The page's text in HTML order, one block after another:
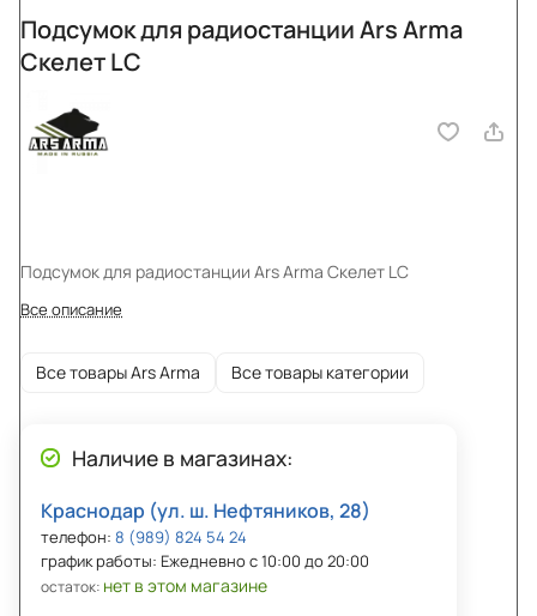
Подсумок для радиостанции Ars Arma
Скелет LC
Подсумок для радиостанции Ars Arma Скелет LC
Все описание
Все товары Ars Arma Все товары категории
Наличие в магазинах:
Краснодар (ул. ш. Нефтяников, 28)
телефон: 8 (989) 824 54 24
график работы: Ежедневно с 10:00 до 20:00
остаток: нет в этом магазине